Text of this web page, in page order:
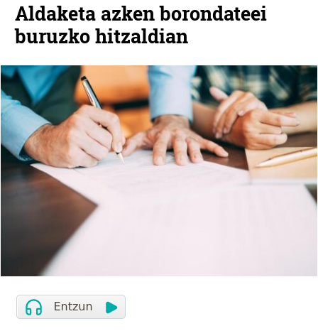
Aldaketa azken borondateei
buruzko hitzaldian